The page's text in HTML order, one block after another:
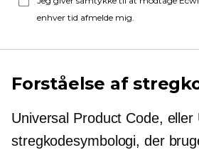
enhver tid afmelde mig.
Forståelse af
Universal Product Code, eller
stregkodesymbologi, der